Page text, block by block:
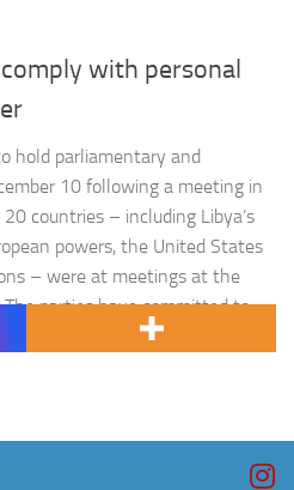
with personal
hold parliamentary and
10 following a meeting in
countries – including Libya’s
powers, the United States
– were at meetings at the
The parties have committed to